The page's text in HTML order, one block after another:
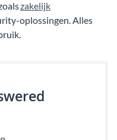
zakelijk
oplossingen. Alles